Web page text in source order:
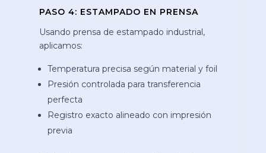
PASO 4: ESTAMPADO EN PRENSA
Usando prensa de estampado industrial,
aplicamos:
Temperatura precisa según material y foil
Presión controlada para transferencia
perfecta
Registro exacto alineado con impresión
previa